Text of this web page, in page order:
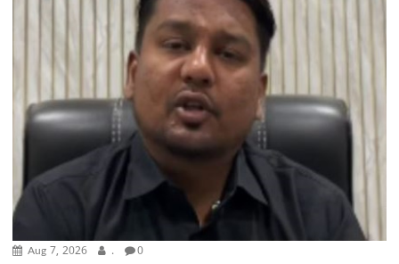
Aug 7, 2026 . 0